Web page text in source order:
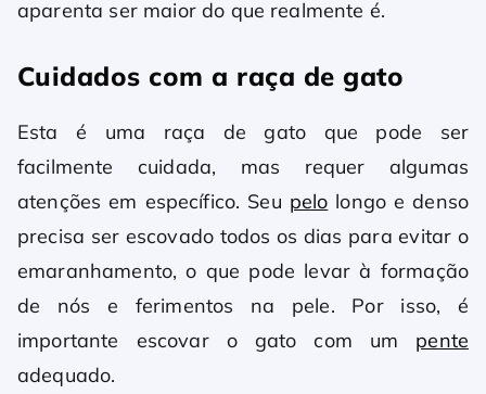
aparenta ser maior do que realmente é.
Cuidados com a raça de gato
Esta é uma raça de gato que pode ser
facilmente cuidada, mas requer algumas
atenções em específico. Seu pelo longo e denso
precisa ser escovado todos os dias para evitar o
emaranhamento, o que pode levar à formação
de nós e ferimentos na pele. Por isso, é
importante escovar o gato com um pente
adequado.